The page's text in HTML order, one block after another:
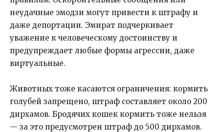
неудачные эмодзи могут привести к штрафу и
даже депортации. Эмират подчеркивает
уважение к человеческому достоинству и
предупреждает любые формы агрессии, даже
виртуальные.
Животных тоже касаются ограничения: кормить
голубей запрещено, штраф составляет около 200
дирхамов. Бродячих кошек кормить тоже нельзя
— за это предусмотрен штраф до 500 дирхамов.